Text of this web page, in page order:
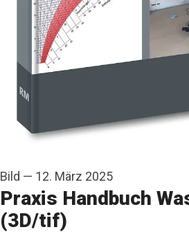
Bild — 12. März 2025
Praxis Handbuch
(3D/tif)